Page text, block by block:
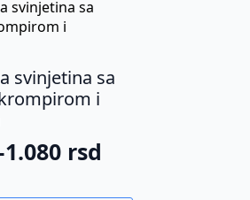
svinjetina sa
i
1.080 rsd